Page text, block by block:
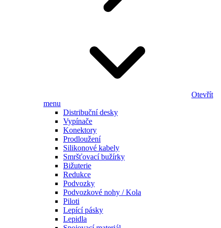
Otevřít
menu
Distribuční desky
Vypínače
Konektory
Prodloužení
Silikonové kabely
Smršťovací bužírky
Bižuterie
Redukce
Podvozky
Podvozkové nohy / Kola
Piloti
Lepící pásky
Lepidla